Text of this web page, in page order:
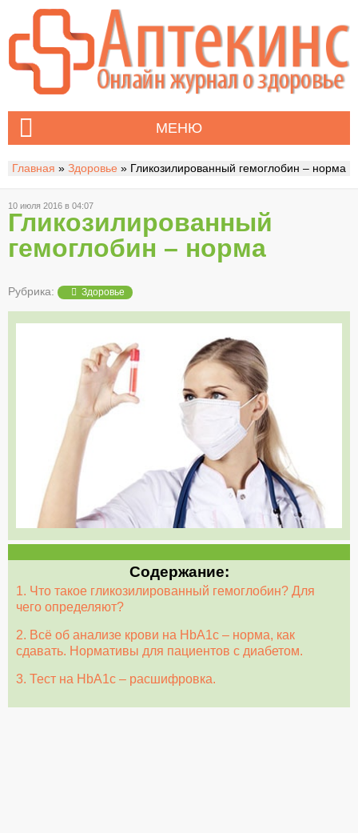
МЕНЮ
Главная » Здоровье » Гликозилированный гемоглобин – норма
10 июля 2016 в 04:07
Гликозилированный
гемоглобин – норма
Рубрика: Здоровье
Содержание:
1. Что такое гликозилированный гемоглобин? Для
чего определяют?
2. Всё об анализе крови на HbА1с – норма, как
сдавать. Нормативы для пациентов с диабетом.
3. Тест на HbА1с – расшифровка.